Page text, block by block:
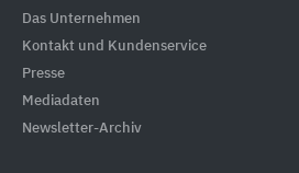
Das Unternehmen
Kontakt und Kundenservice
Presse
Mediadaten
Newsletter-Archiv